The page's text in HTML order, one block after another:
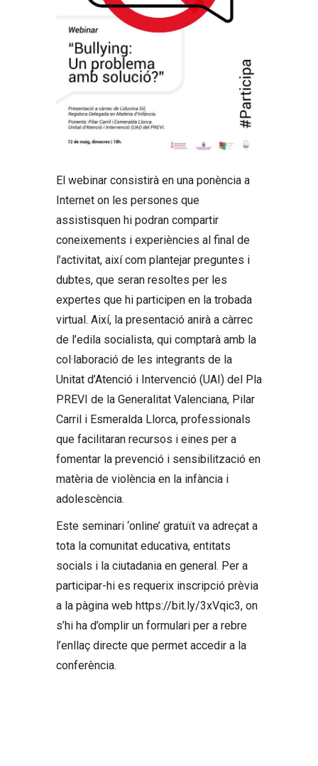
El webinar consistirà en una ponència a
Internet on les persones que
assistisquen hi podran compartir
coneixements i experiències al final de
l’activitat, així com plantejar preguntes i
dubtes, que seran resoltes per les
expertes que hi participen en la trobada
virtual. Així, la presentació anirà a càrrec
de l’edila socialista, qui comptarà amb la
col·laboració de les integrants de la
Unitat d’Atenció i Intervenció (UAI) del Pla
PREVI de la Generalitat Valenciana, Pilar
Carril i Esmeralda Llorca, professionals
que facilitaran recursos i eines per a
fomentar la prevenció i sensibilització en
matèria de violència en la infància i
adolescència.
Este seminari ‘online’ gratuït va adreçat a
tota la comunitat educativa, entitats
socials i la ciutadania en general. Per a
participar-hi es requerix inscripció prèvia
a la pàgina web https://bit.ly/3xVqic3, on
s’hi ha d’omplir un formulari per a rebre
l’enllaç directe que permet accedir a la
conferència.